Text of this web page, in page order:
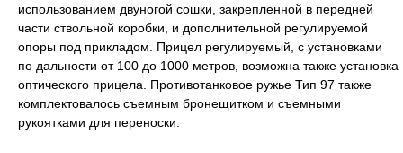
использованием двуногой сошки, закрепленной в передней
части ствольной коробки, и дополнительной регулируемой
опоры под прикладом. Прицел регулируемый, с установками
по дальности от 100 до 1000 метров, возможна также установка
оптического прицела. Противотанковое ружье Тип 97 также
комплектовалось съемным бронещитком и съемными
рукоятками для переноски.